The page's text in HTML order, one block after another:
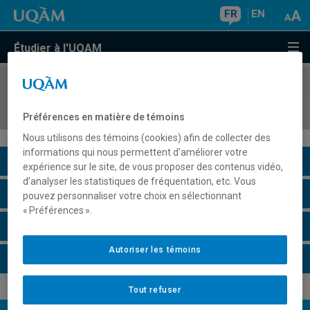
FR EN
Étudier à l'UQAM
COURS//
Description du cours
Horaire - Été 2026
Préférences en matière de témoins
Nous utilisons des témoins (cookies) afin de collecter des
informations qui nous permettent d’améliorer votre
expérience sur le site, de vous proposer des contenus vidéo,
d’analyser les statistiques de fréquentation, etc. Vous
pouvez personnaliser votre choix en sélectionnant
« Préférences ».
Tout refuser
Autoriser les témoins